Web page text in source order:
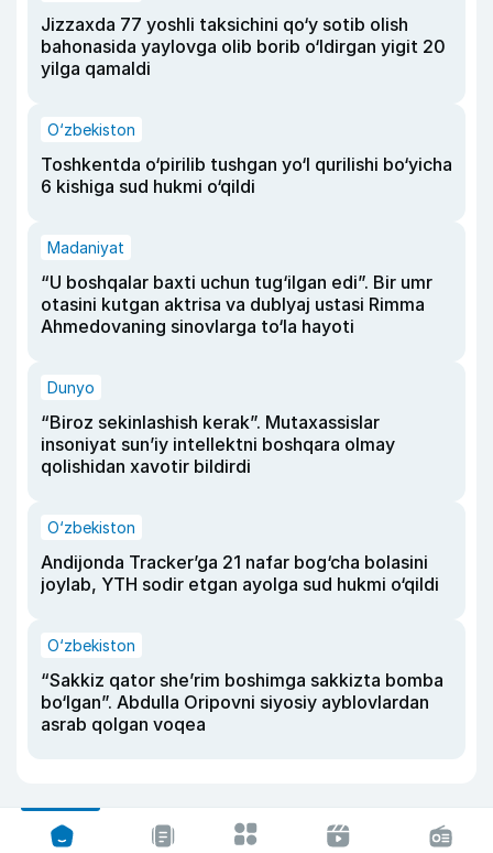
Jizzaxda 77 yoshli taksichini qo‘y sotib olish
bahonasida yaylovga olib borib o‘ldirgan yigit 20
yilga qamaldi
O‘zbekiston
Toshkentda o‘pirilib tushgan yo‘l qurilishi bo‘yicha
6 kishiga sud hukmi o‘qildi
Madaniyat
“U boshqalar baxti uchun tug‘ilgan edi”. Bir umr
otasini kutgan aktrisa va dublyaj ustasi Rimma
Ahmedovaning sinovlarga to‘la hayoti
Dunyo
“Biroz sekinlashish kerak”. Mutaxassislar
insoniyat sun’iy intellektni boshqara olmay
qolishidan xavotir bildirdi
O‘zbekiston
Andijonda Tracker’ga 21 nafar bog‘cha bolasini
joylab, YTH sodir etgan ayolga sud hukmi o‘qildi
O‘zbekiston
“Sakkiz qator she’rim boshimga sakkizta bomba
bo‘lgan”. Abdulla Oripovni siyosiy ayblovlardan
asrab qolgan voqea